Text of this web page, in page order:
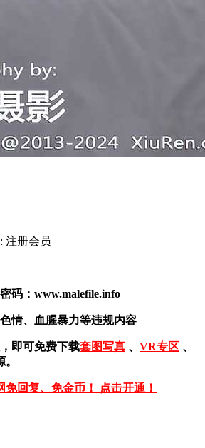
注册会员
码：www.malefile.info
情、血腥暴力等违规内容
即可免费下载套图写真 、 VR专区 、
回复、免金币！ 点击开通！